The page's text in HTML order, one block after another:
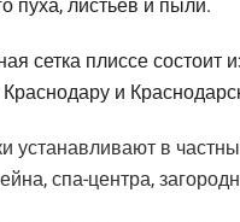
пуха, листьев и пыли.
сетка плиссе
Краснодару и
устанавливают в
спа-центра,